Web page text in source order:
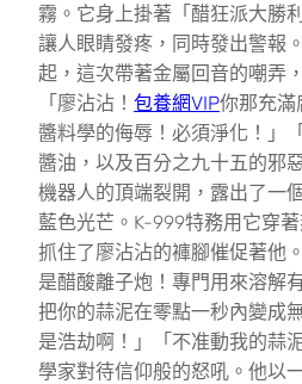
霧。它身上掛著「醋狂派大勝
讓人眼睛發疼，同時發出警報
起，這次帶著金屬回音的嘲弄
「廖沾沾！ 包養網VIP你那充滿
醬料學的侮辱！必須淨化！」
醬油，以及百分之九十五的邪
機器人的頂端裂開，露出了一
藍色光芒。K-999特務用它穿
抓住了廖沾沾的褲腳催促著他
是醋酸離子炮！專門用來溶解
把你的蒜泥在零點一秒內變成
是浩劫啊！」「不准動我的蒜
學家對待信仰般的怒吼。他以